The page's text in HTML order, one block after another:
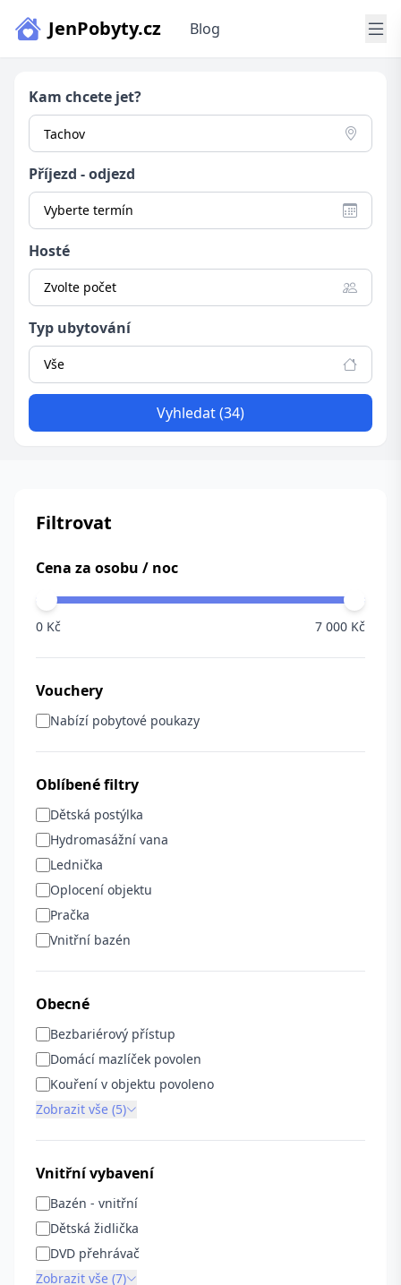
JenPobyty.cz Blog
Kam chcete jet?
Příjezd - odjezd
Vyberte termín
Hosté
Zvolte počet
Typ ubytování
Vše
Vyhledat (34)
Filtrovat
Cena za osobu / noc
0 Kč 7 000 Kč
Vouchery
Nabízí pobytové poukazy
Oblíbené filtry
Dětská postýlka
Hydromasážní vana
Lednička
Oplocení objektu
Pračka
Vnitřní bazén
Obecné
Bezbariérový přístup
Domácí mazlíček povolen
Kouření v objektu povoleno
Zobrazit vše (5)
Vnitřní vybavení
Bazén - vnitřní
Dětská židlička
DVD přehrávač
Zobrazit vše (7)